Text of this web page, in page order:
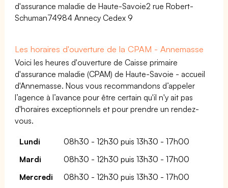
d'assurance maladie de Haute-Savoie2 rue Robert-
Schuman74984 Annecy Cedex 9
Les horaires d'ouverture de la CPAM - Annemasse
Voici les heures d'ouverture de Caisse primaire
d'assurance maladie (CPAM) de Haute-Savoie - accueil
d'Annemasse. Nous vous recommandons d’appeler
l’agence à l’avance pour être certain qu'il n'y ait pas
d'horaires exceptionnels et pour prendre un rendez-
vous.
Lundi
08h30 - 12h30 puis 13h30 - 17h00
Mardi
08h30 - 12h30 puis 13h30 - 17h00
Mercredi
08h30 - 12h30 puis 13h30 - 17h00